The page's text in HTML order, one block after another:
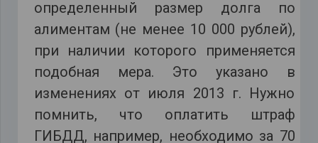
определенный размер долга по
алиментам (не менее 10 000 рублей),
при наличии которого применяется
подобная мера. Это указано в
изменениях от июля 2013 г. Нужно
помнить, что оплатить штраф
ГИБДД, например, необходимо за 70